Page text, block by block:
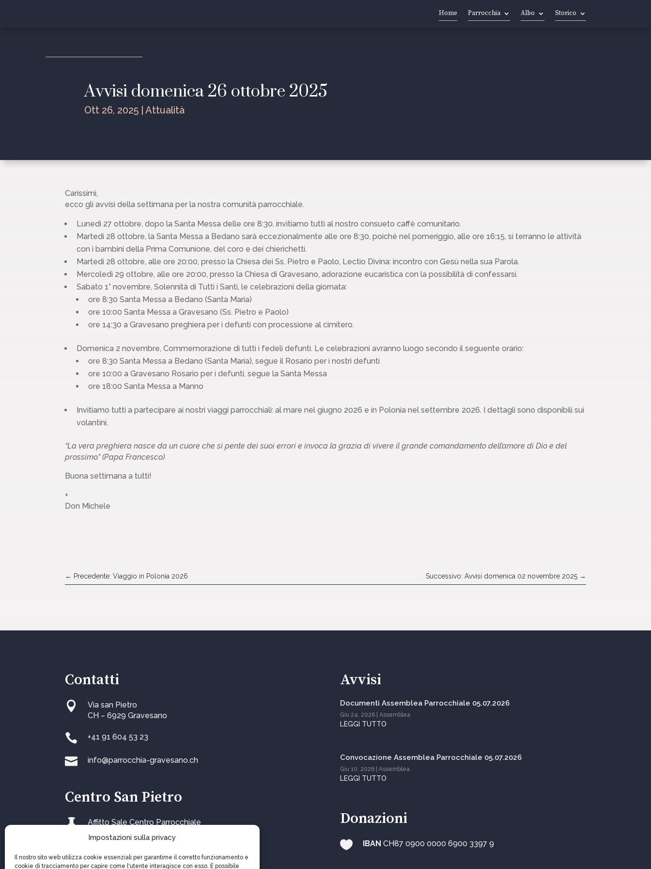
Impostazioni sulla privacy
Il nostro sito web utilizza cookie essenziali per garantirne il corretto funzionamento e
cookie di tracciamento per capire come l'utente interagisce con esso. È possibile
Home Parrocchia Albo Storico
Avvisi domenica 26 ottobre 2025
Ott 26, 2025 |Attualità
Carissimi,
ecco gli avvisi della settimana per la nostra comunità parrocchiale.
Lunedì 27 ottobre, dopo la Santa Messa delle ore 8:30, invitiamo tutti al nostro consueto caffè comunitario.
Martedì 28 ottobre, la Santa Messa a Bedano sarà eccezionalmente alle ore 8:30, poiché nel pomeriggio, alle ore 16:15, si terranno le attività
con i bambini della Prima Comunione, del coro e dei chierichetti.
Martedì 28 ottobre, alle ore 20:00, presso la Chiesa dei Ss. Pietro e Paolo, Lectio Divina: incontro con Gesù nella sua Parola.
Mercoledì 29 ottobre, alle ore 20:00, presso la Chiesa di Gravesano, adorazione eucaristica con la possibilità di confessarsi.
Sabato 1° novembre, Solennità di Tutti i Santi, le celebrazioni della giornata:
ore 8:30 Santa Messa a Bedano (Santa Maria)
ore 10:00 Santa Messa a Gravesano (Ss. Pietro e Paolo)
ore 14:30 a Gravesano preghiera per i defunti con processione al cimitero.
Domenica 2 novembre, Commemorazione di tutti i fedeli defunti. Le celebrazioni avranno luogo secondo il seguente orario:
ore 8:30 Santa Messa a Bedano (Santa Maria), segue il Rosario per i nostri defunti
ore 10:00 a Gravesano Rosario per i defunti, segue la Santa Messa
ore 18:00 Santa Messa a Manno
Invitiamo tutti a partecipare ai nostri viaggi parrocchiali: al mare nel giugno 2026 e in Polonia nel settembre 2026. I dettagli sono disponibili sui
volantini.
“La vera preghiera nasce da un cuore che si pente dei suoi errori e invoca la grazia di vivere il grande comandamento dell’amore di Dio e del
prossimo.” (Papa Francesco)
Buona settimana a tutti!
+
Don Michele
← Precedente: Viaggio in Polonia 2026 Successivo: Avvisi domenica 02 novembre 2025→
Contatti

Via san Pietro
CH – 6929 Gravesano
 +41 91 604 53 23
 info@parrocchia-gravesano.ch
Centro San Pietro
 Affitto Sale Centro Parrocchiale
Avvisi
Documenti Assemblea Parrocchiale 05.07.2026
Giu 24, 2026| Assemblea
LEGGI TUTTO
Convocazione Assemblea Parrocchiale 05.07.2026
Giu 10, 2026| Assemblea
LEGGI TUTTO
Donazioni
 IBAN CH87 0900 0000 6900 3397 9